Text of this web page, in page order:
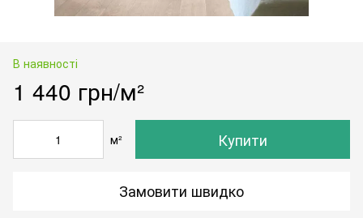
В наявності
1 440 грн/м²
м² Купити
Замовити швидко